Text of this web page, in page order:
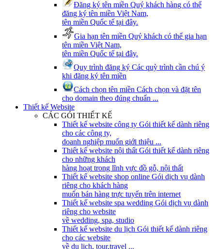
Đăng ký tên miền Quý khách hàng có thể
đăng ký tên miền Việt Nam,
tên miền Quốc tế tại đây.
Gia hạn tên miền Quý khách có thể gia hạn
tên miền Việt Nam,
tên miền Quốc tế tại đây.
Quy trình đăng ký Các quỳ trình cần chú ý
khi đăng ký tên miền
Cách chọn tên miền Cách chọn và đặt tên
cho domain theo đúng chuẩn ...
Thiết kế Website
CÁC GÓI THIẾT KẾ
Thiết kế website công ty Gói thiết kế dành riêng
cho các công ty,
doanh nghiệp muốn giới thiệu ...
Thiết kế website nội thất Gói thiết kế dành riêng
cho những khách
hàng hoạt trong lĩnh vực đồ gỗ, nội thất
Thiết kế website shop online Gói dịch vụ dành
riêng cho khách hàng
muốn bán hàng trực tuyến trên internet
Thiết kế website spa wedding Gói dịch vụ dành
riêng cho website
về wedding, spa, studio
Thiết kế website du lịch Gói thiết kế dành riêng
cho các website
về du lịch, tour,travel ...